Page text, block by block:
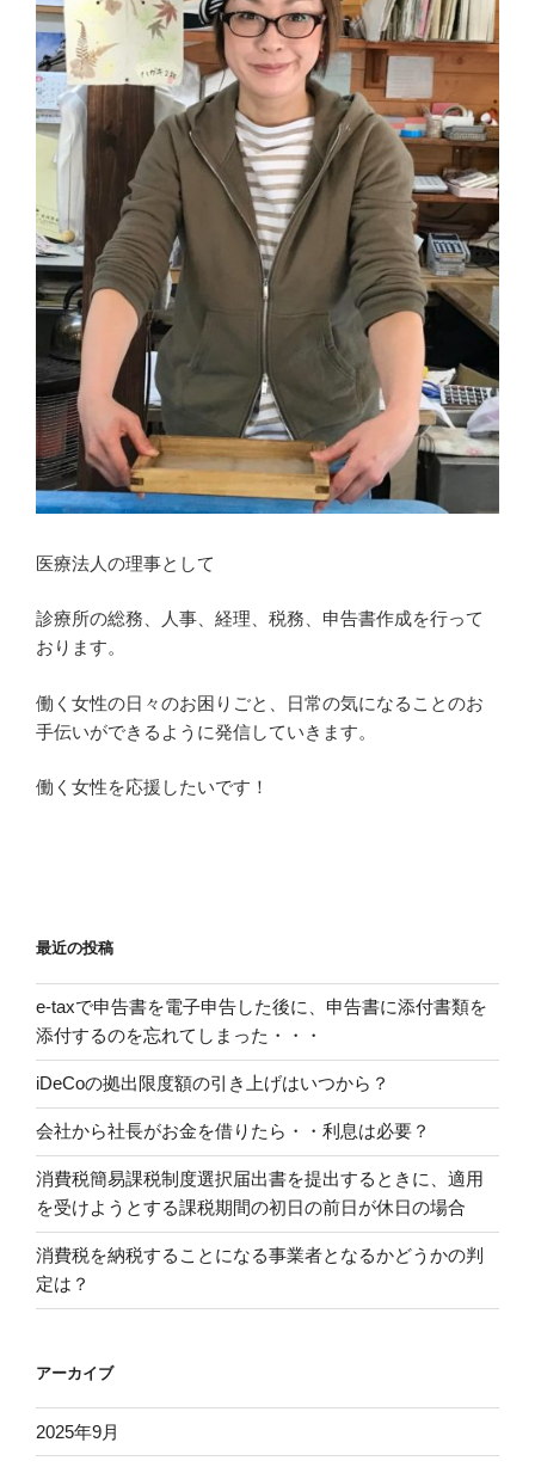
医療法人の理事として
診療所の総務、人事、経理、税務、申告書作成を行って
おります。
働く女性の日々のお困りごと、日常の気になることのお
手伝いができるように発信していきます。
働く女性を応援したいです！
最近の投稿
e-taxで申告書を電子申告した後に、申告書に添付書類を
添付するのを忘れてしまった・・・
iDeCoの拠出限度額の引き上げはいつから？
会社から社長がお金を借りたら・・利息は必要？
消費税簡易課税制度選択届出書を提出するときに、適用
を受けようとする課税期間の初日の前日が休日の場合
消費税を納税することになる事業者となるかどうかの判
定は？
アーカイブ
2025年9月